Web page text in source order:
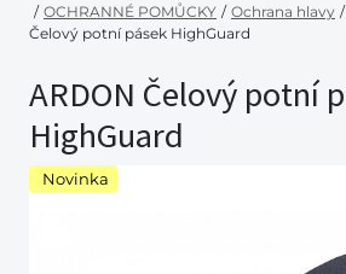
/ OCHRANNÉ POMŮCKY / Ochrana hlavy /
Čelový potní pásek HighGuard
ARDON Čelový potní
HighGuard
Novinka